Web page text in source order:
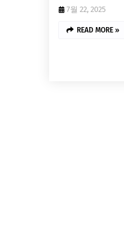
7월 22, 2025
READ MORE »